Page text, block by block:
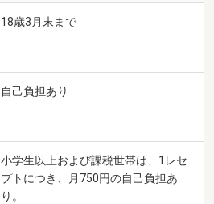
18歳3月末まで
自己負担あり
小学生以上および課税世帯は、1レセ
プトにつき、月750円の自己負担あ
り。